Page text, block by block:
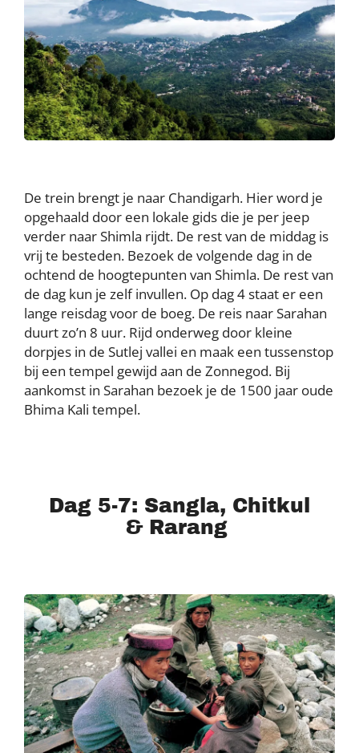
De trein brengt je naar Chandigarh. Hier word je
opgehaald door een lokale gids die je per jeep
verder naar Shimla rijdt. De rest van de middag is
vrij te besteden. Bezoek de volgende dag in de
ochtend de hoogtepunten van Shimla. De rest van
de dag kun je zelf invullen. Op dag 4 staat er een
lange reisdag voor de boeg. De reis naar Sarahan
duurt zo’n 8 uur. Rijd onderweg door kleine
dorpjes in de Sutlej vallei en maak een tussenstop
bij een tempel gewijd aan de Zonnegod. Bij
aankomst in Sarahan bezoek je de 1500 jaar oude
Bhima Kali tempel.
Dag 5-7: Sangla, Chitkul
& Rarang